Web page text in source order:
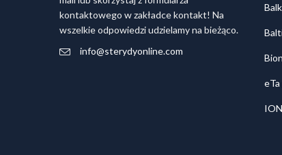
kontaktowego w zakładce kontakt! Na
wszelkie odpowiedzi udzielamy na bieżąco.
info@sterydyonline.com